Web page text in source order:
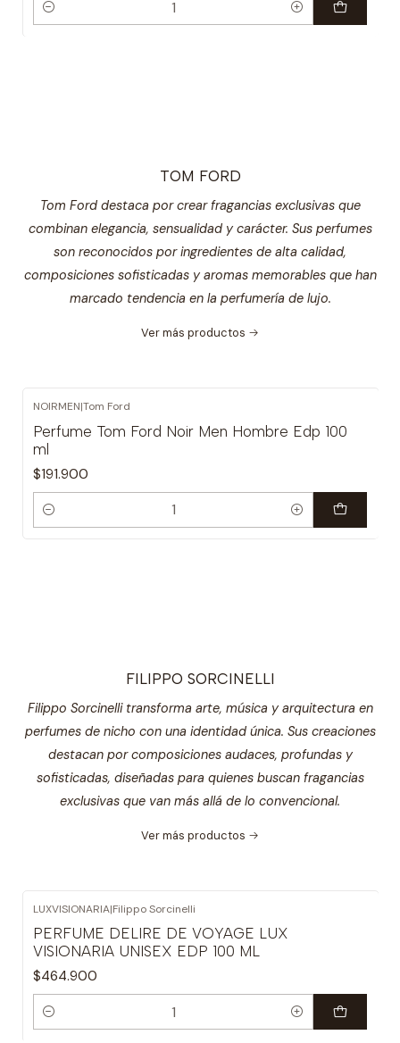
Cantidad
TOM FORD
Tom Ford destaca por crear fragancias exclusivas que
combinan elegancia, sensualidad y carácter. Sus perfumes
son reconocidos por ingredientes de alta calidad,
composiciones sofisticadas y aromas memorables que han
marcado tendencia en la perfumería de lujo.
Ver más productos
NOIRMEN|Tom Ford
Perfume Tom Ford Noir Men Hombre Edp 100
ml
$191.900
Cantidad
FILIPPO SORCINELLI
Filippo Sorcinelli transforma arte, música y arquitectura en
perfumes de nicho con una identidad única. Sus creaciones
destacan por composiciones audaces, profundas y
sofisticadas, diseñadas para quienes buscan fragancias
exclusivas que van más allá de lo convencional.
Ver más productos
LUXVISIONARIA|Filippo Sorcinelli
PERFUME DELIRE DE VOYAGE LUX
VISIONARIA UNISEX EDP 100 ML
$464.900
Cantidad